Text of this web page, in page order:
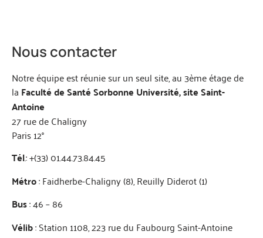
Nous contacter
Notre équipe est réunie sur un seul site, au 3ème étage de
la Faculté de Santé Sorbonne Université, site Saint-
Antoine
27 rue de Chaligny
Paris 12°
Tél.: +(33) 01.44.73.84.45
Métro: Faidherbe-Chaligny (8), Reuilly Diderot (1)
Bus: 46 – 86
Vélib: Station 1108, 223 rue du Faubourg Saint-Antoine